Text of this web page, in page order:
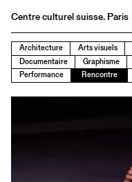
Centre culturel suisse. Paris
Agenda
Librairie
Architecture Arts visuels
Documentaire
Graphisme
Performance
Rencontre